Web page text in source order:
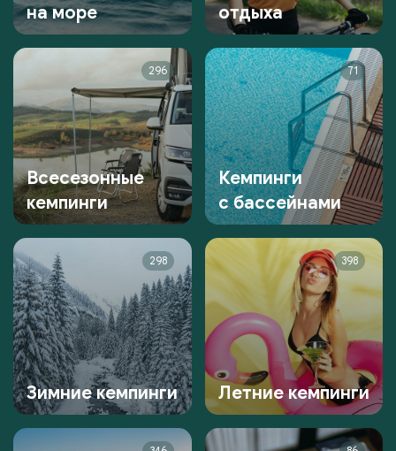
на море
отдыха
296
Всесезонные
кемпинги
71
Кемпинги
с бассейнами
298
Зимние кемпинги
398
Летние кемпинги